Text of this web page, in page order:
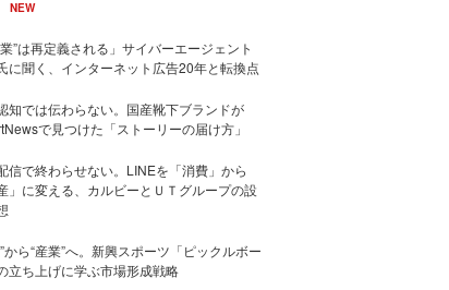
NEW
業”は再定義される」サイバーエージェント
に聞く、インターネット広告20年と転換点
知では伝わらない。国産靴下ブランドが
で見つけた「ストーリーの届け方」
信で終わらせない。LINEを「消費」から
」に変える、カルビーとＵＴグループの設
から“産業”へ。新興スポーツ「ピックルボー
立ち上げに学ぶ市場形成戦略